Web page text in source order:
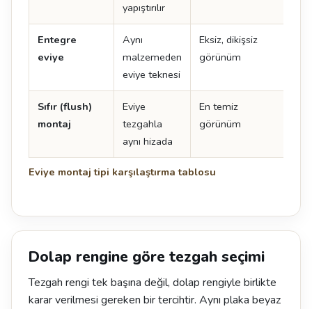
Eviye montaj tipi karşılaştırma tablosu
yapıştırılır
Entegre
eviye
Aynı
malzemeden
eviye teknesi
Eksiz, dikişsiz
görünüm
Sıfır (flush)
montaj
Eviye
tezgahla
aynı hizada
En temiz
görünüm
Dolap rengine göre tezgah seçimi
Tezgah rengi tek başına değil, dolap rengiyle birlikte
karar verilmesi gereken bir tercihtir. Aynı plaka beyaz